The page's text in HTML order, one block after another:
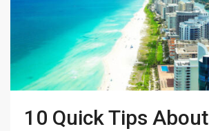
10 Quick Tips About